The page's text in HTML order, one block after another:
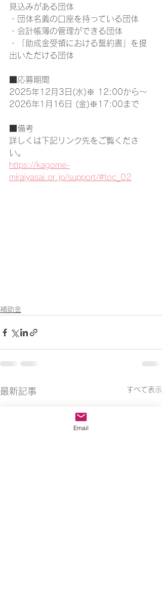
見込みがある団体
・団体名義の口座を持っている団体
・会計帳簿の管理ができる団体
・「助成金受領における誓約書」を提
出いただける団体
■応募期間
2025年12月3日(水)※ 12:00から～
2026年1月16日 (金)※17:00まで
■備考
詳しくは下記リンク先をご覧くださ
い。
https://kagome-
miraiyasai.or.jp/support/#toc_02
補助金
最新記事 すべて表示
Email